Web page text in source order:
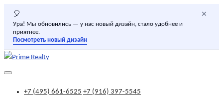
🎈
Ура! Мы обновились — у нас новый дизайн, стало удобнее и
приятнее.
Посмотреть новый дизайн
×
+7 (495) 661-6525 +7 (916) 397-5545